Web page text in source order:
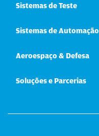
Sistemas de Teste
Sistemas de Automação
Aeroespaço & Defesa
Soluções e Parcerias